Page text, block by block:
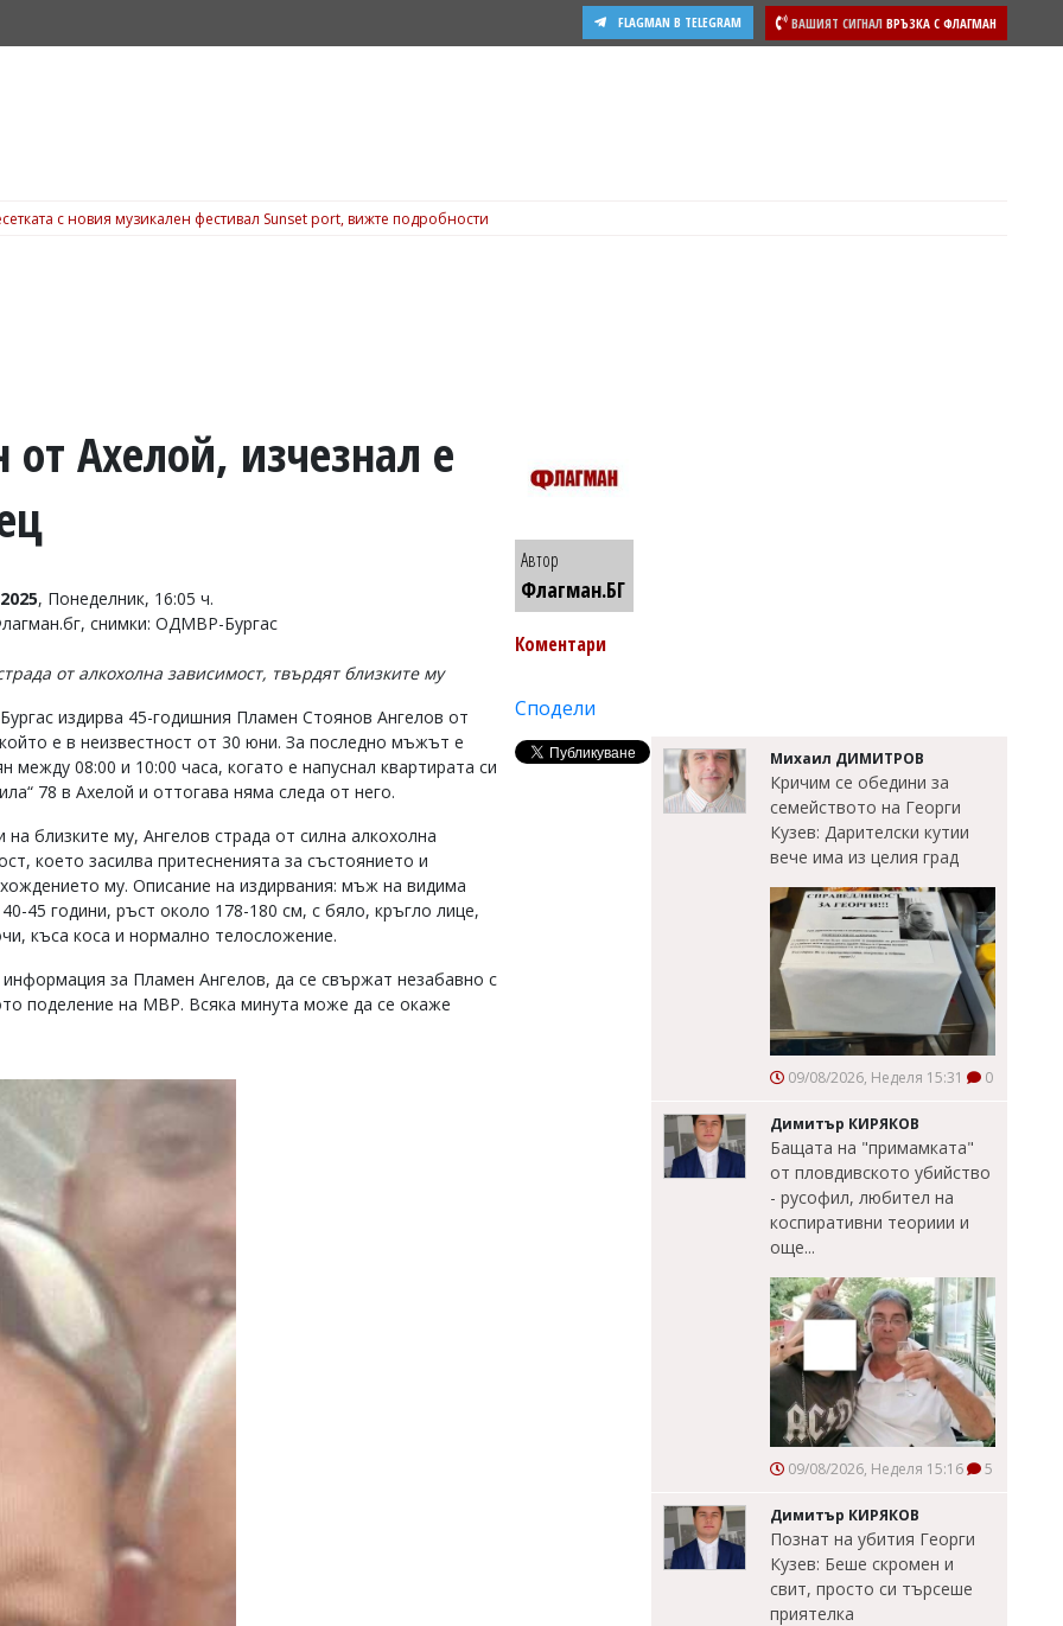
ВАШИЯТ СИГНАЛ ВРЪЗКА С ФЛАГМАН
FLAGMAN В TELEGRAM
с новия музикален фестивал Sunset port, вижте подробности
Ахелой, изчезнал е
, Понеделник, 16:05 ч.
снимки: ОДМВР-Бургас
от алкохолна зависимост, твърдят близките му
издирва 45-годишния Пламен Стоянов Ангелов от
е в неизвестност от 30 юни. За последно мъжът е
между 08:00 и 10:00 часа, когато е напуснал квартирата си
78 в Ахелой и оттогава няма следа от него.
на близките му, Ангелов страда от силна алкохолна
което засилва притесненията за състоянието и
му. Описание на издирвания: мъж на видима
45 години, ръст около 178-180 см, с бяло, кръгло лице,
къса коса и нормално телосложение.
за Пламен Ангелов, да се свържат незабавно с
поделение на МВР. Всяка минута може да се окаже
Автор
Флагман.БГ
Коментари
Сподели
Михаил ДИМИТРОВ
Кричим се обедини за
семейството на Георги
Кузев: Дарителски кутии
вече има из целия град
09/08/2026, Неделя 15:31 0
Димитър КИРЯКОВ
Бащата на "примамката"
от пловдивското убийство
- русофил, любител на
коспиративни теориии и
още...
09/08/2026, Неделя 15:16 5
Димитър КИРЯКОВ
Познат на убития Георги
Кузев: Беше скромен и
свит, просто си търсеше
приятелка